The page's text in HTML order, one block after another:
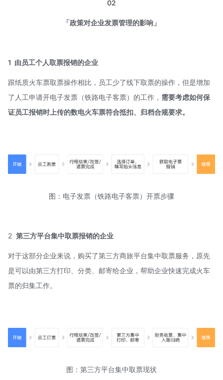
02
「政策对企业发票管理的影响」
1 由员工个人取票报销的企业
跟纸质火车票取票操作相比，员工少了线下取票的操作，但是增加
了人工申请开电子发票（铁路电子客票）的工作， 需要考虑如何保
证员工报销时上传的数电火车票符合抵扣、归档合规要求。
图：电子发票（铁路电子客票）开票步骤
2 第三方平台集中取票报销的企业
对于这部分企业来说，购买了第三方商旅平台集中取票服务，原先
是可以由第三方打印、分类、邮寄给企业，帮助企业快速完成火车
票的归集工作。
图：第三方平台集中取票现状